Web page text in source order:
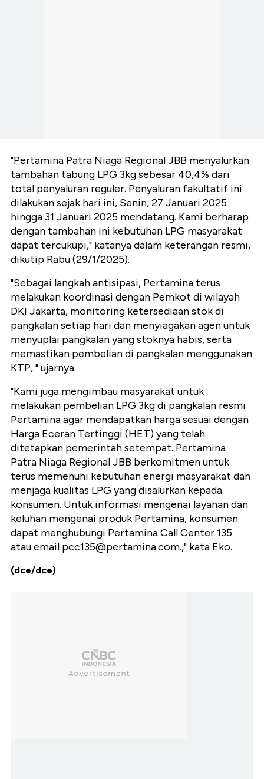
"Pertamina Patra Niaga Regional JBB menyalurkan
tambahan tabung LPG 3kg sebesar 40,4% dari
total penyaluran reguler. Penyaluran fakultatif ini
dilakukan sejak hari ini, Senin, 27 Januari 2025
hingga 31 Januari 2025 mendatang. Kami berharap
dengan tambahan ini kebutuhan LPG masyarakat
dapat tercukupi," katanya dalam keterangan resmi,
dikutip Rabu (29/1/2025).
"Sebagai langkah antisipasi, Pertamina terus
melakukan koordinasi dengan Pemkot di wilayah
DKI Jakarta, monitoring ketersediaan stok di
pangkalan setiap hari dan menyiagakan agen untuk
menyuplai pangkalan yang stoknya habis, serta
memastikan pembelian di pangkalan menggunakan
KTP, " ujarnya.
"Kami juga mengimbau masyarakat untuk
melakukan pembelian LPG 3kg di pangkalan resmi
Pertamina agar mendapatkan harga sesuai dengan
Harga Eceran Tertinggi (HET) yang telah
ditetapkan pemerintah setempat. Pertamina
Patra Niaga Regional JBB berkomitmen untuk
terus memenuhi kebutuhan energi masyarakat dan
menjaga kualitas LPG yang disalurkan kepada
konsumen. Untuk informasi mengenai layanan dan
keluhan mengenai produk Pertamina, konsumen
dapat menghubungi Pertamina Call Center 135
atau email pcc135@pertamina.com.," kata Eko.
(dce/dce)